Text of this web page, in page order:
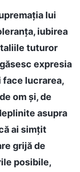
lui
iubirea
tuturor
expresia
face lucrarea,
om și, de
asupra
ai simțit
grijă de
posibile,